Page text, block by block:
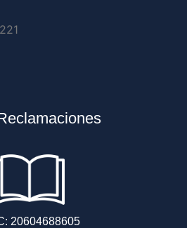
20604688605